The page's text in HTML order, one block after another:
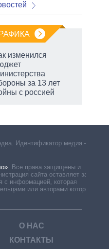
изменился
за 13 лет
с россией
Идентификатор медиа –
. Все права защищены и
сайта оставляет за
с информацией, которая
или авторами которой
О НАС
КОНТАКТЫ